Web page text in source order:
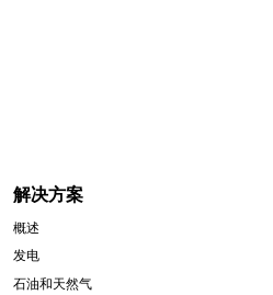
解决方案
概述
发电
石油和天然气